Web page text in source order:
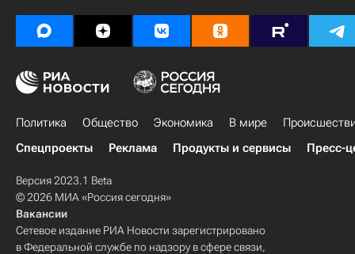
Политика Общество Экономика В мире
Спецпроекты
Реклама Продукты и сервисы Пресс-
Версия 2023.1 Beta
© 2026 МИА «Россия сегодня»
Вакансии
Сетевое издание РИА Новости зарегистрировано
в Федеральной службе по надзору в сфере связи,